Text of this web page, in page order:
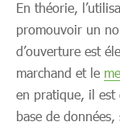
En théorie,
promouvoir un
d’ouverture est
marchand et le
en pratique, il est
base de